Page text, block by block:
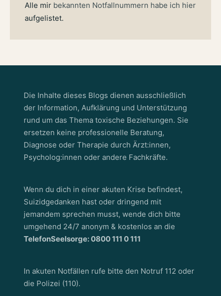
Alle mir bekannten Notfallnummern habe ich hier
aufgelistet.
Die Inhalte dieses Blogs dienen ausschließlich
der Information, Aufklärung und Unterstützung
rund um das Thema toxische Beziehungen. Sie
ersetzen keine professionelle Beratung,
Diagnose oder Therapie durch Ärzt:innen,
Psycholog:innen oder andere Fachkräfte.
Wenn du dich in einer akuten Krise befindest,
Suizidgedanken hast oder dringend mit
jemandem sprechen musst, wende dich bitte
umgehend 24/7 anonym & kostenlos an die
TelefonSeelsorge: 0800 111 0 111
In akuten Notfällen rufe bitte den Notruf 112 oder
die Polizei (110).